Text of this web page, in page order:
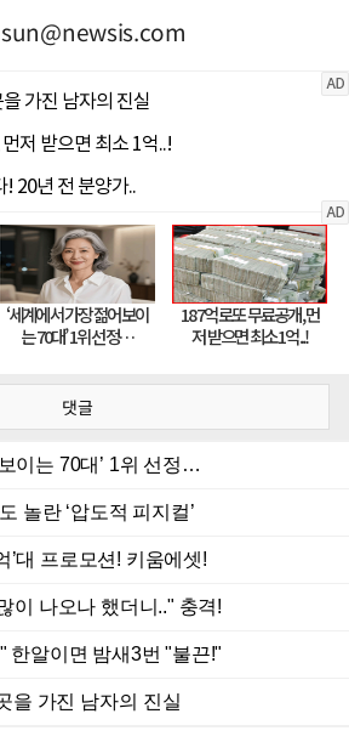
sun@newsis.com
댓글